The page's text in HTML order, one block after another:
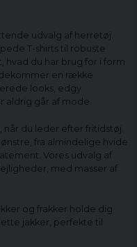
udvalg af herretøj.
T-shirts til robuste
hvad du har brug for i form
en række
looks, edgy
aldrig går af mode.
når du leder efter fritidstøj.
fra almindelige hvide
Vores udvalg af
med masser af
og frakker holde dig
jakker, perfekte til